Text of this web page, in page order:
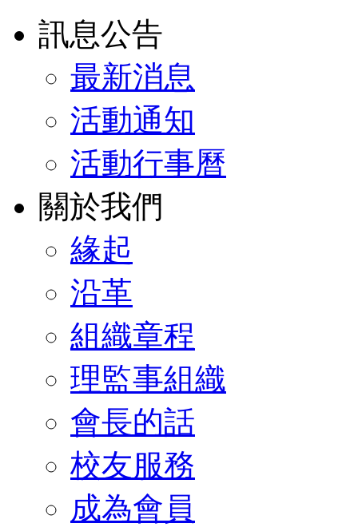
訊息公告
最新消息
活動通知
活動行事曆
關於我們
緣起
沿革
組織章程
理監事組織
會長的話
校友服務
成為會員